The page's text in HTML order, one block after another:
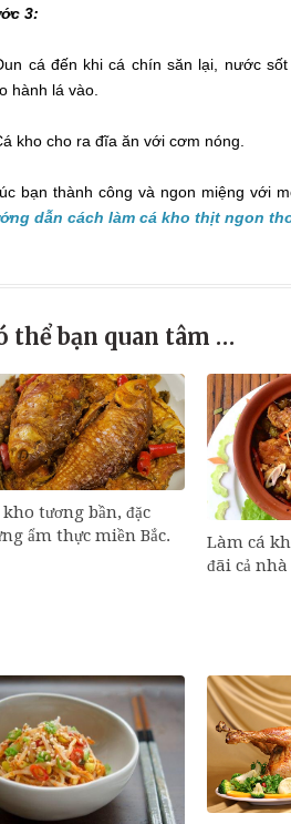
3:
cá đến khi cá chín săn lại, nước
hành lá vào.
kho cho ra đĩa ăn với cơm nóng.
bạn thành công và ngon miệng với
dẫn cách làm cá kho thịt ngon
thể bạn quan tâm …
kho tương bần, đặc
ẩm thực miền Bắc.
Làm cá
đãi cả nhà